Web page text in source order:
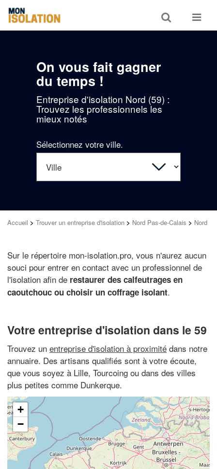
Toggle
search
Toggle
On vous fait gagner
du temps !
Entreprise d'isolation Nord (59) :
Trouvez les professionnels les
mieux notés
Sélectionnez votre ville.
Accueil > Trouver un entreprise d'isolation > Nord Pas-de-Calais > Nord
Sur le répertoire mon-isolation.pro, vous n'aurez aucun
souci pour entrer en contact avec un professionnel de
l'isolation afin de restaurer des calfeutrages en
caoutchouc ou choisir un coffrage isolant.
Votre entreprise d'isolation dans le 59
Trouvez un entreprise d'isolation à proximité dans notre
annuaire. Des artisans qualifiés sont à votre écoute,
que vous soyez à Lille, Tourcoing ou dans des villes
plus petites comme Dunkerque.
+
−